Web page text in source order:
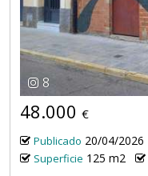
8
48.000 €
Publicado 20/04/2026
Superficie 125 m2